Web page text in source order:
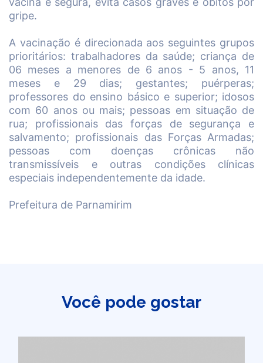
gripe.
A vacinação é direcionada aos seguintes grupos
prioritários: trabalhadores da saúde; criança de
06 meses a menores de 6 anos - 5 anos, 11
meses e 29 dias; gestantes; puérperas;
professores do ensino básico e superior; idosos
com 60 anos ou mais; pessoas em situação de
rua; profissionais das forças de segurança e
salvamento; profissionais das Forças Armadas;
pessoas com doenças crônicas não
transmissíveis e outras condições clínicas
especiais independentemente da idade.
Prefeitura de Parnamirim
Você pode gostar